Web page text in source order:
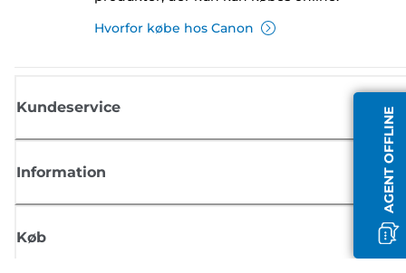
AGENT OFFLINE
Hvorfor købe hos Canon
Kundeservice
Information
Køb